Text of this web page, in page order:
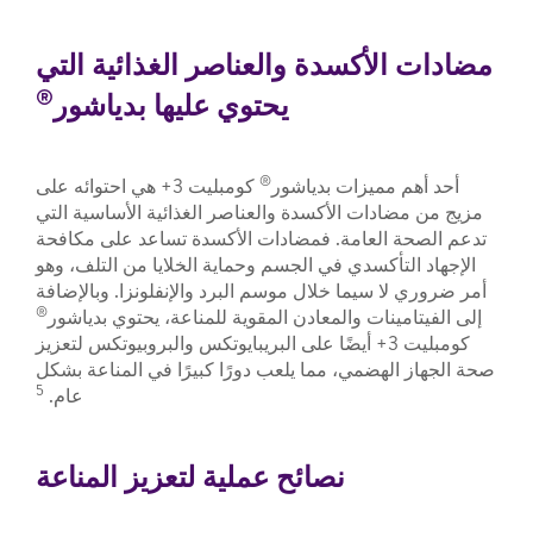
مضادات الأكسدة والعناصر الغذائية التي
يحتوي عليها بدياشور ®
أحد أهم مميزات بدياشور ®
كومبليت 3+ هي احتوائه على
مزيج من مضادات الأكسدة والعناصر الغذائية الأساسية التي
تدعم الصحة العامة. فمضادات الأكسدة تساعد على مكافحة
الإجهاد التأكسدي في الجسم وحماية الخلايا من التلف، وهو
أمر ضروري لا سيما خلال موسم البرد والإنفلونزا. وبالإضافة
إلى الفيتامينات والمعادن المقوية للمناعة، يحتوي بدياشور ®
كومبليت 3+ أيضًا على البريبايوتكس والبروبيوتكس لتعزيز
صحة الجهاز الهضمي، مما يلعب دورًا كبيرًا في المناعة بشكل
عام. 5
نصائح عملية لتعزيز المناعة